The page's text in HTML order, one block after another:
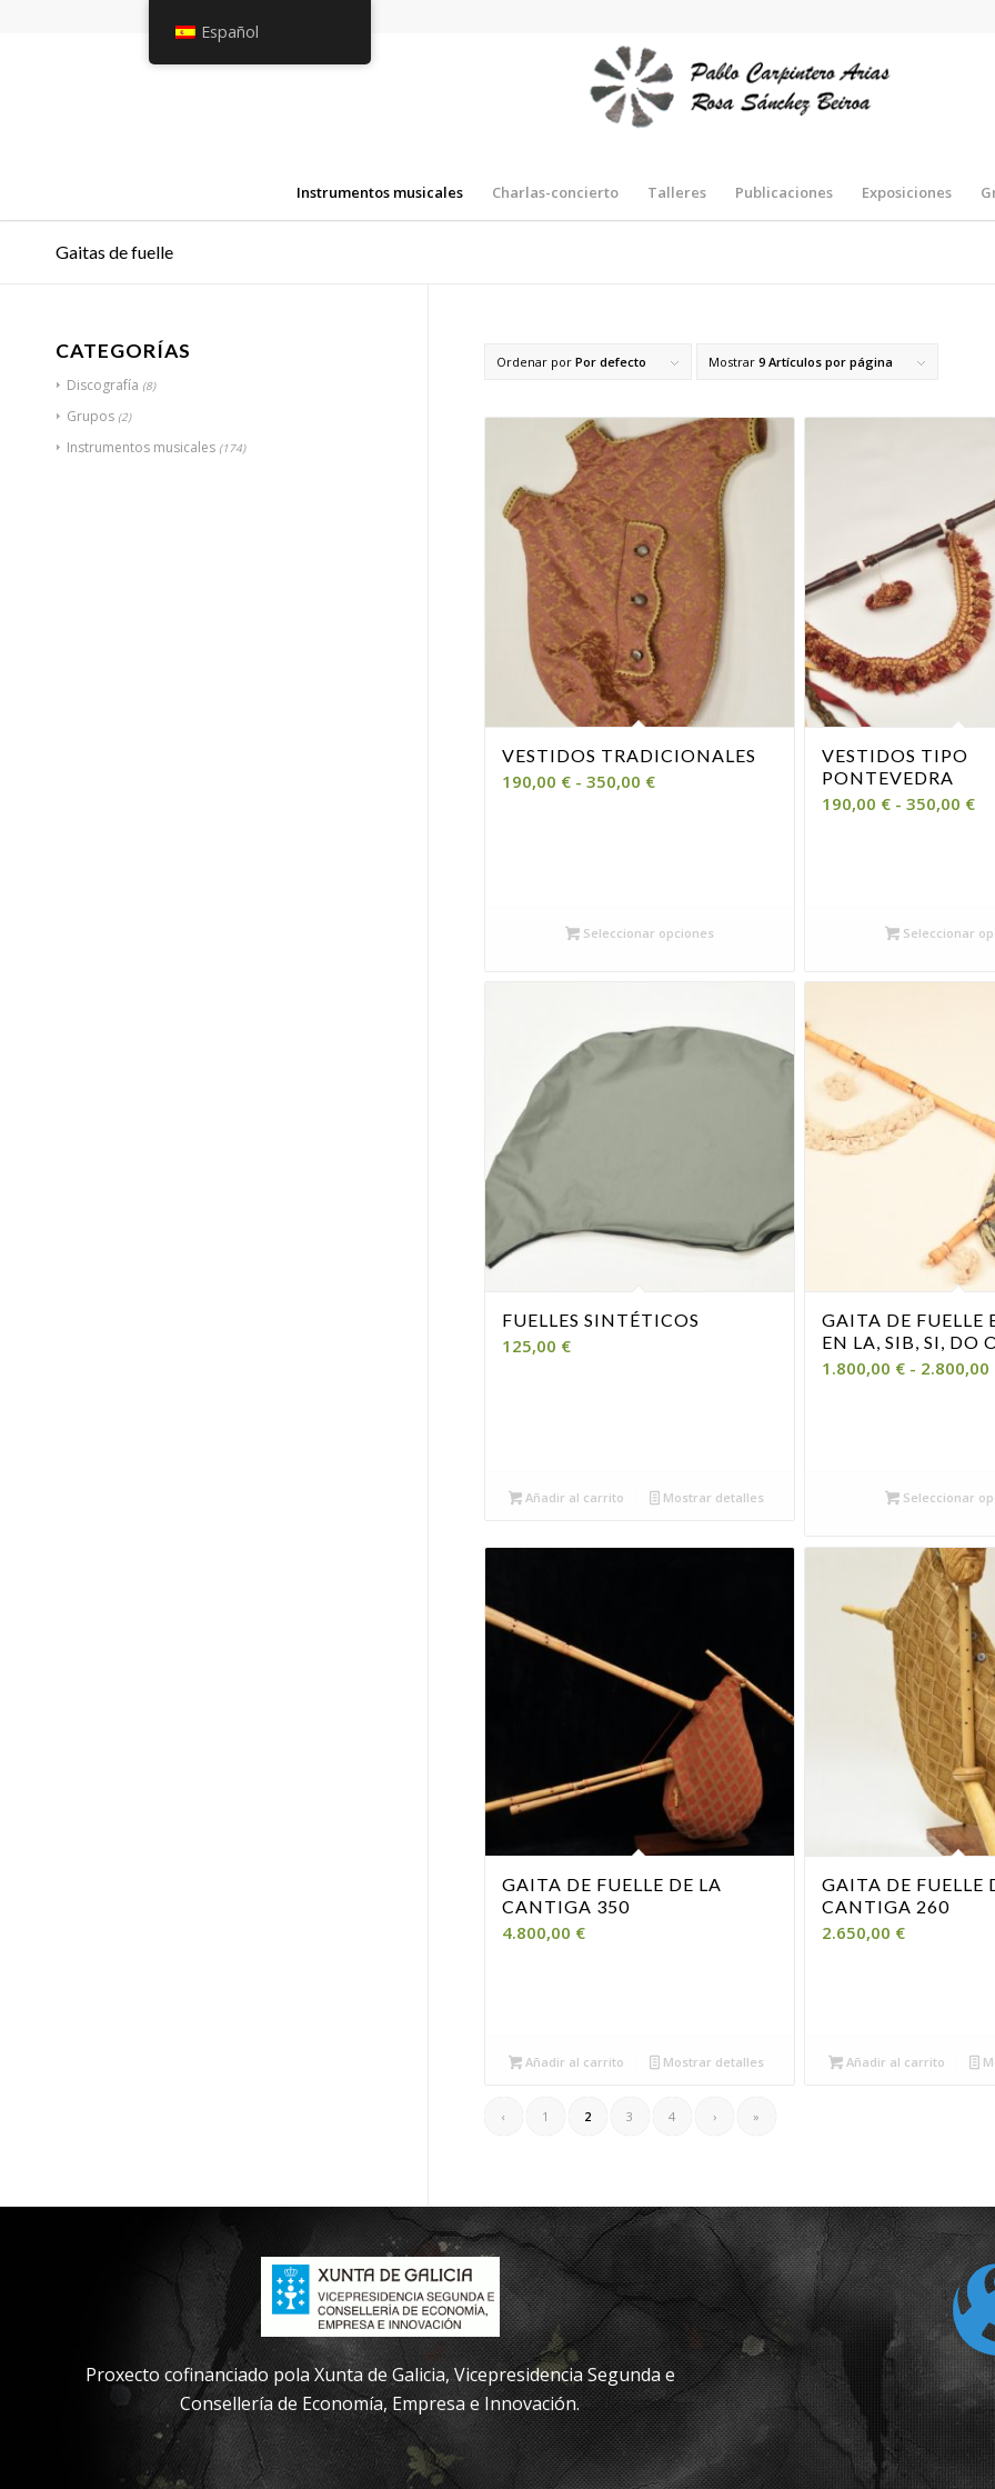
Instrumentos musicales Charlas-concierto Talleres Publicaciones Exposiciones
Gaitas de fuelle
Ordenar por Por defecto Mostrar 9 Artículos por página
VESTIDOS TRADICIONALES
190,00 € - 350,00 €Rango
350,00 €
Seleccionar opciones
VESTIDOS TIPO
PONTEVEDRA
190,00 € - 350,00 €
Seleccionar
FUELLES SINTÉTICOS
125,00 €
Añadir al carrito Mostrar detalles
GAITA DE FUELLE
EN LA, SIB, SI, DO
1.800,00 € - 2.800,00
Seleccionar
GAITA DE FUELLE DE LA
CANTIGA 350
4.800,00 €
Añadir al carrito Mostrar detalles
GAITA DE FUELLE
CANTIGA 260
2.650,00 €
Añadir al carrito
‹ 1 2 3 4 › »
CATEGORÍAS
Discografía (8)
Grupos (2)
Instrumentos musicales (174)
Proxecto cofinanciado pola Xunta de Galicia, Vicepresidencia Segunda e
Consellería de Economía, Empresa e Innovación.
Español